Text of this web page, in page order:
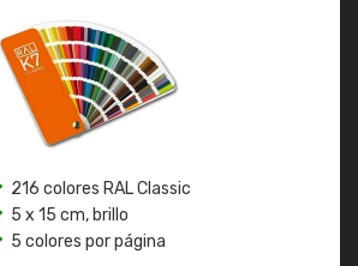
216 colores RAL Classic
5 x 15 cm, brillo
5 colores por página